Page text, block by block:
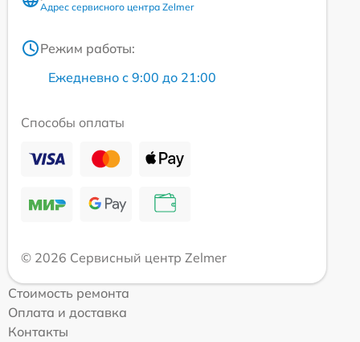
Адрес сервисного центра Zelmer
Режим работы:
Ежедневно с 9:00 до 21:00
Способы оплаты
© 2026 Сервисный центр Zelmer
Стоимость ремонта
Оплата и доставка
Контакты